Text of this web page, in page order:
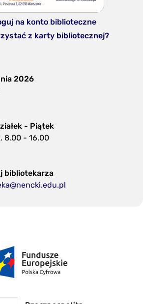
na konto biblioteczne
z karty bibliotecznej?
2026
- Piątek
8.00 - 16.00
bibliotekarza